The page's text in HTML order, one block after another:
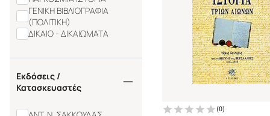
ΓΕΝΙΚΗ ΒΙΒΛΙΟΓΡΑΦΙΑ
(ΠΟΛΙΤΙΚΗ)
ΔΙΚΑΙΟ - ΔΙΚΑΙΩΜΑΤΑ
Εκδόσεις /
Κατασκευαστές
(0)